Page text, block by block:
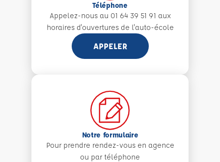
Téléphone
Appelez-nous au 01 64 39 51 91 aux
horaires d'ouvertures de l'auto-école
APPELER
Notre formulaire
Pour prendre rendez-vous en agence
ou par téléphone